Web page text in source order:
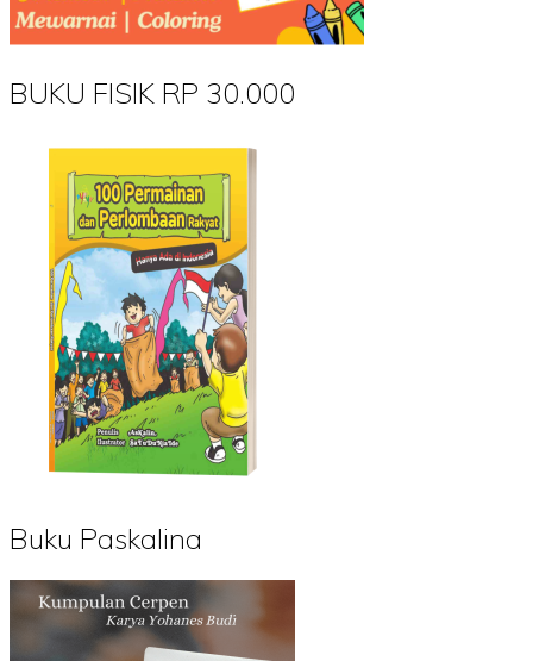
BUKU FISIK RP 30.000
Buku Paskalina